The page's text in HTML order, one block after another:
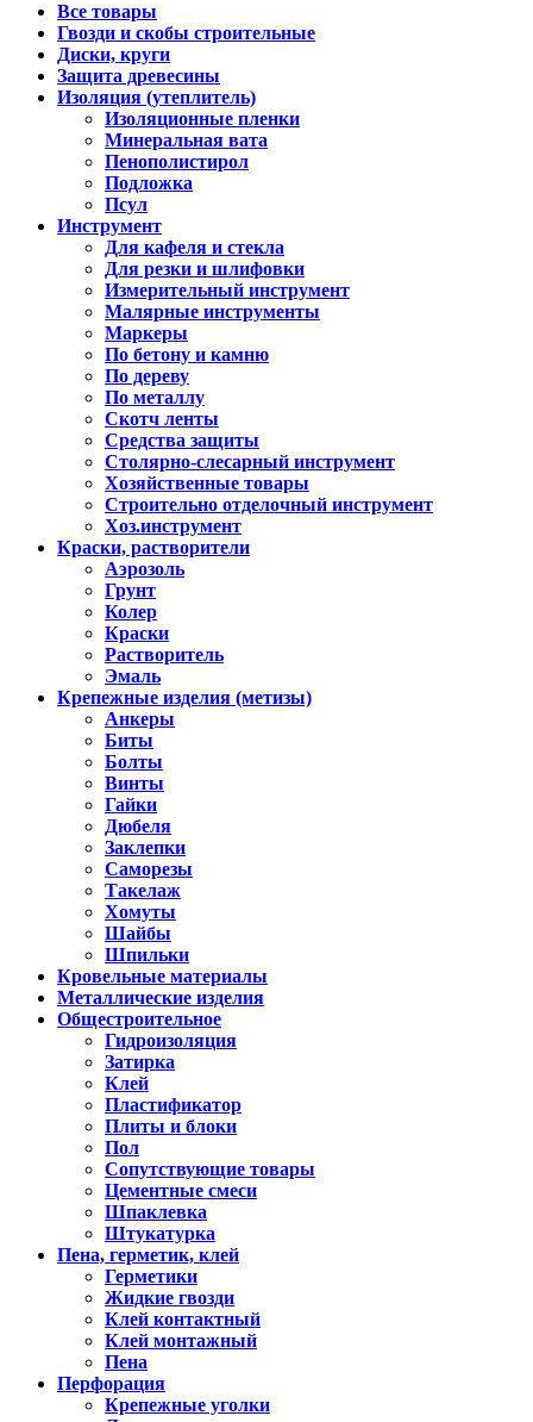
Все товары
Гвозди и скобы строительные
Диски, круги
Защита древесины
Изоляция (утеплитель)
Изоляционные пленки
Минеральная вата
Пенополистирол
Подложка
Псул
Инструмент
Для кафеля и стекла
Для резки и шлифовки
Измерительный инструмент
Малярные инструменты
Маркеры
По бетону и камню
По дереву
По металлу
Скотч ленты
Средства защиты
Столярно-слесарный инструмент
Хозяйственные товары
Строительно отделочный инструмент
Хоз.инструмент
Краски, растворители
Аэрозоль
Грунт
Колер
Краски
Растворитель
Эмаль
Крепежные изделия (метизы)
Анкеры
Биты
Болты
Винты
Гайки
Дюбеля
Заклепки
Саморезы
Такелаж
Хомуты
Шайбы
Шпильки
Кровельные материалы
Металлические изделия
Общестроительное
Гидроизоляция
Затирка
Клей
Пластификатор
Плиты и блоки
Пол
Сопутствующие товары
Цементные смеси
Шпаклевка
Штукатурка
Пена, герметик, клей
Герметики
Жидкие гвозди
Клей контактный
Клей монтажный
Пена
Перфорация
Крепежные уголки